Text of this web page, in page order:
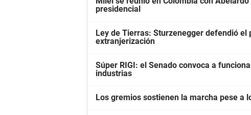
presidencial
Ley de Tierras: Sturzenegger defendió
extranjerización
Súper RIGI: el Senado convoca a
industrias
Los gremios sostienen la marcha pese a